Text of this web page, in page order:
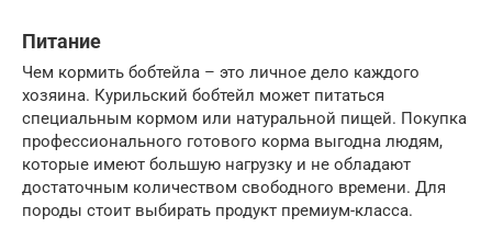
Питание
Чем кормить бобтейла – это личное дело каждого
хозяина. Курильский бобтейл может питаться
специальным кормом или натуральной пищей. Покупка
профессионального готового корма выгодна людям,
которые имеют большую нагрузку и не обладают
достаточным количеством свободного времени. Для
породы стоит выбирать продукт премиум-класса.